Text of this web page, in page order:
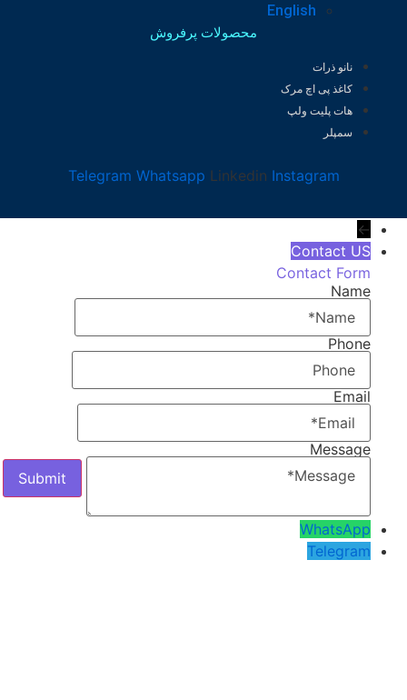
English
محصولات پرفروش
نانو ذرات
کاغذ پی اچ مرک
هات پلیت ولپ
سمپلر
Telegram Whatsapp Linkedin Instagram
←
Contact US
Contact Form
Name
Phone
Email
Message
WhatsApp
Telegram